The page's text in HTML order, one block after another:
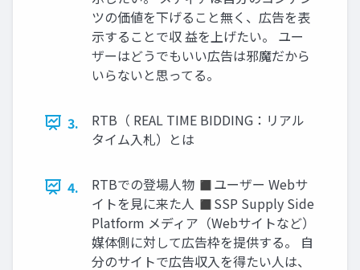
ツの価値を下げること無く、広告を表
示することで収 益を上げたい。 ユー
ザーはどうでもいい広告は邪魔だから
いらないと思ってる。
3.
RTB（ REAL TIME BIDDING：リアル
タイム入札）とは
4.
RTBでの登場人物 ◼ユーザー Webサ
イトを見に来た人 ◼SSP Supply Side
Platform メディア（Webサイトなど）
媒体側に対して広告枠を提供する。 自
分のサイトで広告収入を得たい人は、